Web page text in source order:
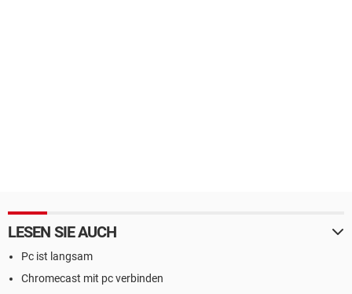
LESEN SIE AUCH
Pc ist langsam
Chromecast mit pc verbinden